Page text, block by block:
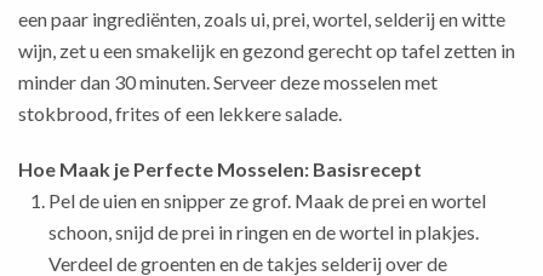
een paar ingrediënten, zoals ui, prei, wortel, selderij en witte
wijn, zet u een smakelijk en gezond gerecht op tafel zetten in
minder dan 30 minuten. Serveer deze mosselen met
stokbrood, frites of een lekkere salade.
Hoe Maak je Perfecte Mosselen: Basisrecept
Pel de uien en snipper ze grof. Maak de prei en wortel
schoon, snijd de prei in ringen en de wortel in plakjes.
Verdeel de groenten en de takjes selderij over de